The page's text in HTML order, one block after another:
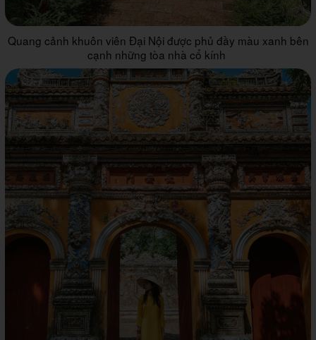
Quang cảnh khuôn viên Đại Nội được phủ đầy màu xanh bên
cạnh những tòa nhà cổ kính